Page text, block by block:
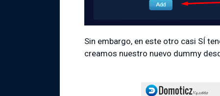
Sin embargo, en este otro casi SÍ
creamos nuestro nuevo dummy